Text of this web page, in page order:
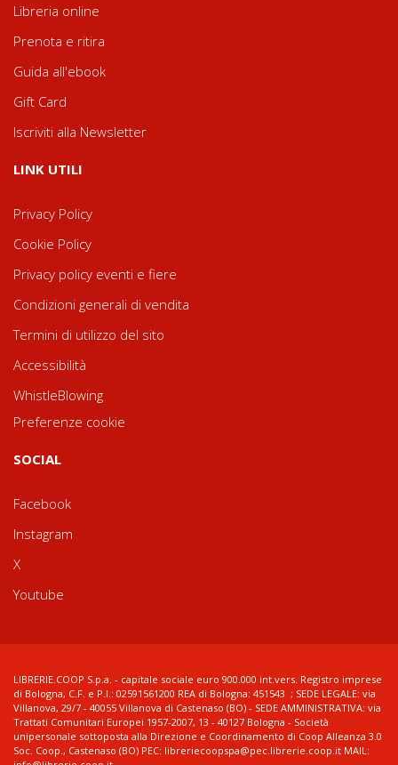
Libreria online
Prenota e ritira
Guida all'ebook
Gift Card
Iscriviti alla Newsletter
LINK UTILI
Privacy Policy
Cookie Policy
Privacy policy eventi e fiere
Condizioni generali di vendita
Termini di utilizzo del sito
Accessibilità
WhistleBlowing
Preferenze cookie
SOCIAL
Facebook
Instagram
X
Youtube
LIBRERIE.COOP S.p.a. - capitale sociale euro 900.000 int.vers. Registro imprese
di Bologna, C.F. e P.I.: 02591561200 REA di Bologna: 451543 ; SEDE LEGALE: via
Villanova, 29/7 - 40055 Villanova di Castenaso (BO) - SEDE AMMINISTRATIVA: via
Trattati Comunitari Europei 1957-2007, 13 - 40127 Bologna - Società
unipersonale sottoposta alla Direzione e Coordinamento di Coop Alleanza 3.0
Soc. Coop., Castenaso (BO) PEC: libreriecoopspa@pec.librerie.coop.it MAIL: